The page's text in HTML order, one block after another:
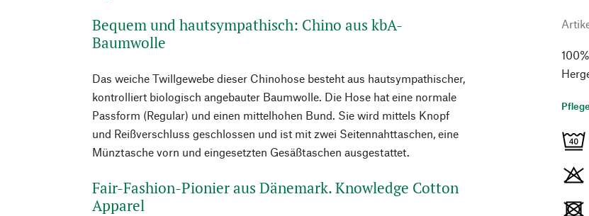
Bequem und hautsympathisch: Chino aus kbA-
Baumwolle
Das weiche Twillgewebe dieser Chinohose besteht aus hautsympathischer,
kontrolliert biologisch angebauter Baumwolle. Die Hose hat eine normale
Passform (Regular) und einen mittelhohen Bund. Sie wird mittels Knopf
und Reißverschluss geschlossen und ist mit zwei Seitennahttaschen, eine
Münztasche vorn und eingesetzten Gesäßtaschen ausgestattet.
Fair-Fashion-Pionier aus Dänemark. Knowledge Cotton
Apparel